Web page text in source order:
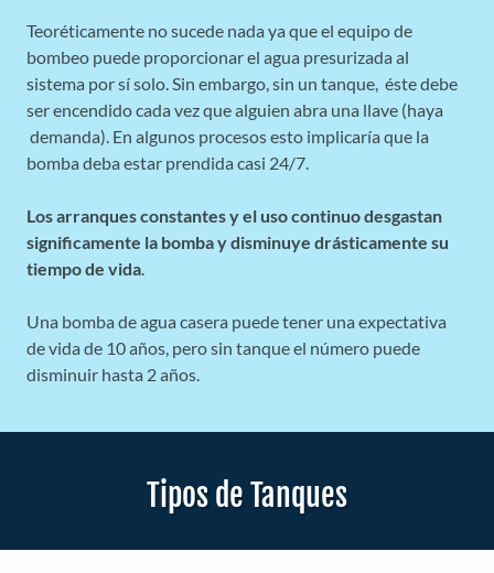
Teoréticamente no sucede nada ya que el equipo de
bombeo puede proporcionar el agua presurizada al
sistema por sí solo. Sin embargo, sin un tanque, éste debe
ser encendido cada vez que alguien abra una llave (haya
demanda). En algunos procesos esto implicaría que la
bomba deba estar prendida casi 24/7.
Los arranques constantes y el uso continuo desgastan
significamente la bomba y disminuye drásticamente su
tiempo de vida.
Una bomba de agua casera puede tener una expectativa
de vida de 10 años, pero sin tanque el número puede
disminuir hasta 2 años.
Tipos de Tanques